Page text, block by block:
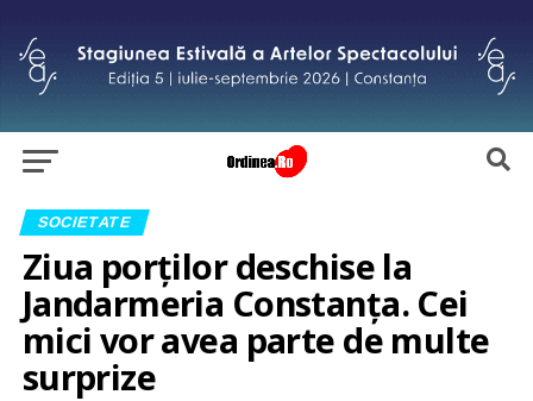
SOCIETATE
Ziua porților deschise la
Jandarmeria Constanța. Cei
mici vor avea parte de multe
surprize